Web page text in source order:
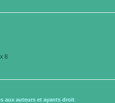
8
aux auteurs et ayants droit